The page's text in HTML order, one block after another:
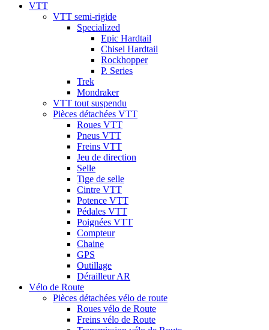
VTT
VTT semi-rigide
Specialized
Epic Hardtail
Chisel Hardtail
Rockhopper
P. Series
Trek
Mondraker
VTT tout suspendu
Pièces détachées VTT
Roues VTT
Pneus VTT
Freins VTT
Jeu de direction
Selle
Tige de selle
Cintre VTT
Potence VTT
Pédales VTT
Poignées VTT
Compteur
Chaine
GPS
Outillage
Dérailleur AR
Vélo de Route
Pièces détachées vélo de route
Roues vélo de Route
Freins vélo de Route